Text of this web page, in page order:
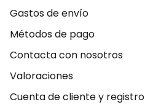
Gastos de envío
Métodos de pago
Contacta con nosotros
Valoraciones
Cuenta de cliente y registro